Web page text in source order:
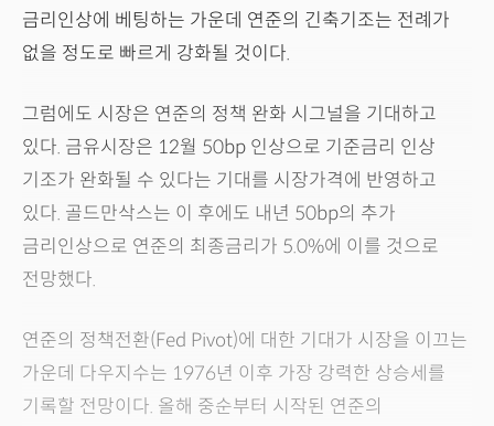
금리인상에 베팅하는 가운데 연준의 긴축기조는 전례가
없을 정도로 빠르게 강화될 것이다.
그럼에도 시장은 연준의 정책 완화 시그널을 기대하고
있다. 금유시장은 12월 50bp 인상으로 기준금리 인상
기조가 완화될 수 있다는 기대를 시장가격에 반영하고
있다. 골드만삭스는 이 후에도 내년 50bp의 추가
금리인상으로 연준의 최종금리가 5.0%에 이를 것으로
전망했다.
연준의 정책전환(Fed Pivot)에 대한 기대가 시장을 이끄는
가운데 다우지수는 1976년 이후 가장 강력한 상승세를
기록할 전망이다. 올해 중순부터 시작된 연준의